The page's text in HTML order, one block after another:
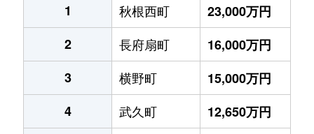
1
秋根西町
23,000万円
2
長府扇町
16,000万円
3
横野町
15,000万円
4
武久町
12,650万円